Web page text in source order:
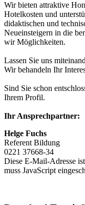
Wir bieten attraktive
Hotelkosten und
didaktischen und
Neueinsteigern in die
wir Möglichkeiten.
Lassen Sie uns
Wir behandeln Ihr
Sind Sie schon
Ihrem Profil.
Ihr Ansprechpartner:
Helge Fuchs
Referent Bildung
0221 37668-34
Diese E-Mail-Adresse
muss JavaScript